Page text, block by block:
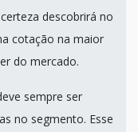
descobrirá no
cotação na maior
do mercado.
sempre ser
no segmento. Esse